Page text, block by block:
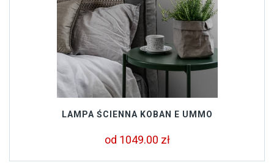
LAMPA ŚCIENNA KOBAN E UMMO
od 1049.00 zł